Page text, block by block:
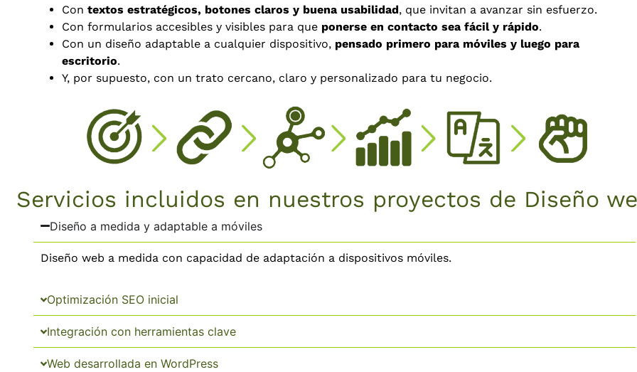
Contextos estratégicos, botones claros y buena usabilidad, que invitan a avanzar sin esfuerzo.
Con formularios accesibles y visibles para que ponerse en contacto sea fácil y rápido.
Con un diseño adaptable a cualquier dispositivo, pensado primero para móviles y luego para
escritorio.
Y, por supuesto, con un trato cercano, claro y personalizado para tu negocio.
Servicios incluidos en nuestros proyectos de Diseño
Diseño a medida y adaptable a móviles
Diseño web a medida con capacidad de adaptación a dispositivos móviles.
Optimización SEO inicial
Integración con herramientas clave
Web desarrollada en WordPress